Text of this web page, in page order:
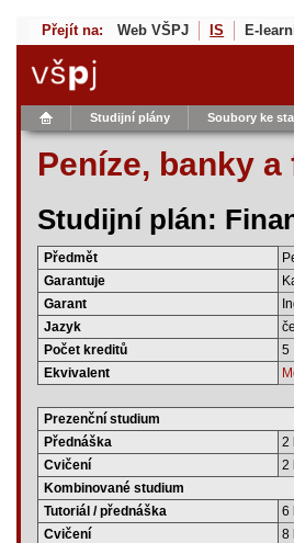
Přejít na: Web VŠPJ IS E-
Studijní plány Soubory ke
Peníze, banky
Studijní plán:
Předmět
Garantuje
Garant
Jazyk
Počet kreditů
5
Ekvivalent
Prezenční studium
Přednáška
2
Cvičení
2
Kombinované studium
Tutoriál / přednáška
6
Cvičení
8